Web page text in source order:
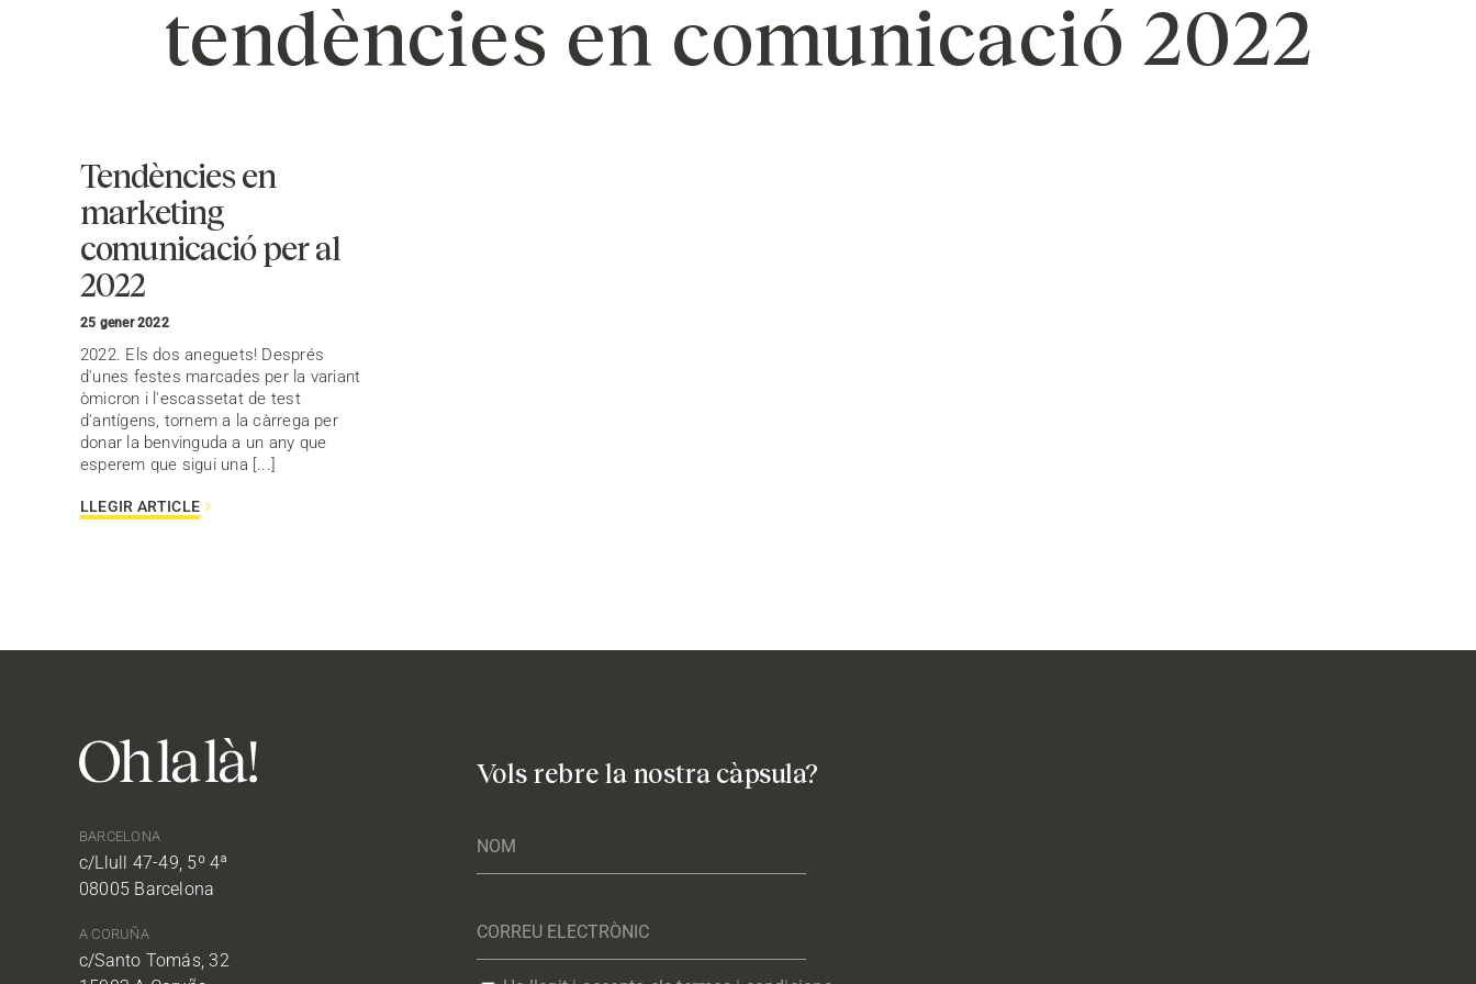
tendències en comunicació 2022
Tendències en
marketing
comunicació per al
2022
25 gener 2022
2022. Els dos aneguets! Després
d'unes festes marcades per la variant
òmicron i l'escassetat de test
d'antígens, tornem a la càrrega per
donar la benvinguda a un any que
esperem que sigui una [...]
LLEGIR ARTICLE
BARCELONA
c/Llull 47-49, 5º 4ª
08005 Barcelona
A CORUÑA
c/Santo Tomás, 32
Vols rebre la nostra càpsula?